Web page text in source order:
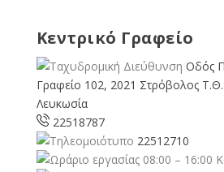
Κεντρικό Γραφείο
Οδός
Γραφείο 102, 2021 Στρόβολος
Λευκωσία
22518787
22512710
08:00 – 16:00